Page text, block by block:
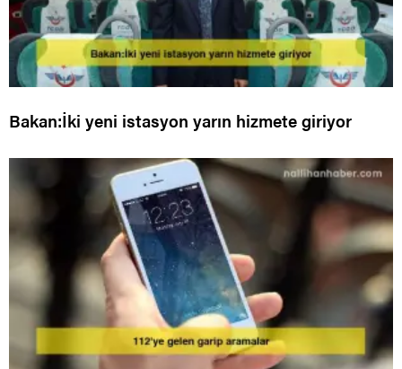
Bakan:İki yeni istasyon yarın hizmete giriyor